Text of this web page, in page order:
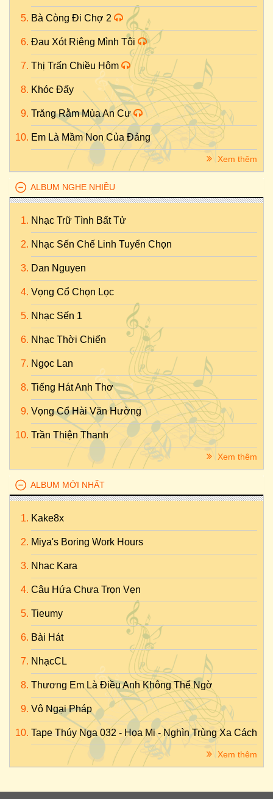
Bà Còng Đi Chợ 2
Đau Xót Riêng Mình Tôi
Thị Trấn Chiều Hôm
Khóc Đấy
Trăng Rằm Mùa An Cư
Em Là Mầm Non Của Đảng
Xem thêm
ALBUM NGHE NHIỀU
Nhạc Trữ Tình Bất Tử
Nhạc Sến Chế Linh Tuyển Chọn
Dan Nguyen
Vọng Cổ Chọn Lọc
Nhạc Sến 1
Nhạc Thời Chiến
Ngọc Lan
Tiếng Hát Anh Thơ
Vọng Cổ Hài Văn Hường
Trần Thiện Thanh
Xem thêm
ALBUM MỚI NHẤT
Kake8x
Miya's Boring Work Hours
Nhac Kara
Câu Hứa Chưa Trọn Vẹn
Tieumy
Bài Hát
NhạcCL
Thương Em Là Điều Anh Không Thể Ngờ
Vô Ngại Pháp
Tape Thúy Nga 032 - Họa Mi - Nghìn Trùng Xa Cách
Xem thêm